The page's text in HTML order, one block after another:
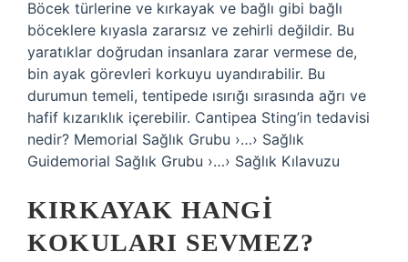
Böcek türlerine ve kırkayak ve bağlı gibi bağlı
böceklere kıyasla zararsız ve zehirli değildir. Bu
yaratıklar doğrudan insanlara zarar vermese de,
bin ayak görevleri korkuyu uyandırabilir. Bu
durumun temeli, tentipede ısırığı sırasında ağrı ve
hafif kızarıklık içerebilir. Cantipea Sting’in tedavisi
nedir? Memorial Sağlık Grubu ›…› Sağlık
Guidemorial Sağlık Grubu ›…› Sağlık Kılavuzu
KIRKAYAK HANGI
KOKULARI SEVMEZ?